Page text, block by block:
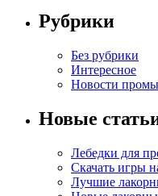
Рубрики
Без рубрики
Интересное
Новости
Новые
Лебедки для
Скачать игры
Лучшие